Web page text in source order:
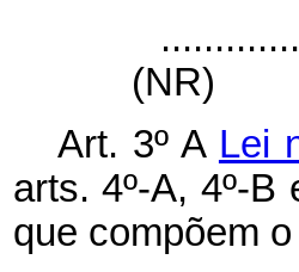
(NR)
Art. 3º A Lei
arts. 4º-A, 4º-
que compõem